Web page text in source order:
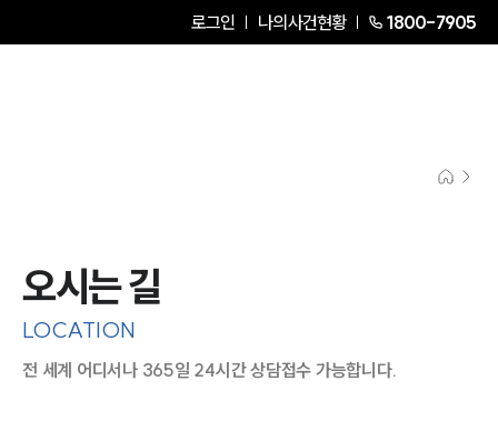
로그인 나의사건현황 1800-7905
오시는 길
LOCATION
전 세계 어디서나 365일 24시간 상담접수 가능합니다.